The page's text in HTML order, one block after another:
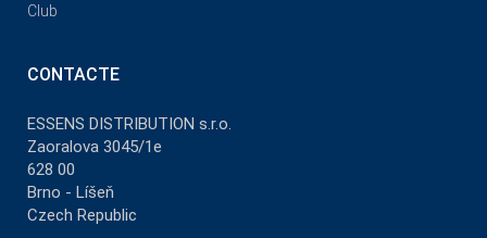
Club
CONTACTE
ESSENS DISTRIBUTION s.r.o.
Zaoralova 3045/1e
628 00
Brno - Líšeň
Czech Republic